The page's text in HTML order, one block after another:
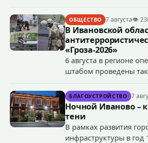
ОБЩЕСТВО 7 августа👁
В Ивановской
«Гроза-2026»
6 августа в регионе
штабом проведены
террористического
органов
«Гроза-2026».
БЛАГОУСТРОЙСТВО 7
Ночной Иваново –
тени
В рамках развития
инфраструктуры в год